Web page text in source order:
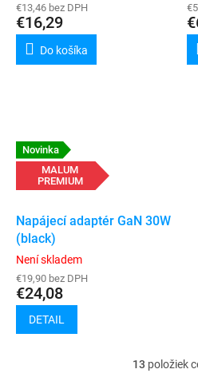
A1990 / A2251 / A2289
€13,46 bez DPH
€16,29
Do košíka
Novinka
MALUM
PREMIUM
Napájecí adaptér GaN 30W
(black)
Není skladem
€19,90 bez DPH
€24,08
DETAIL
O
13 položiek